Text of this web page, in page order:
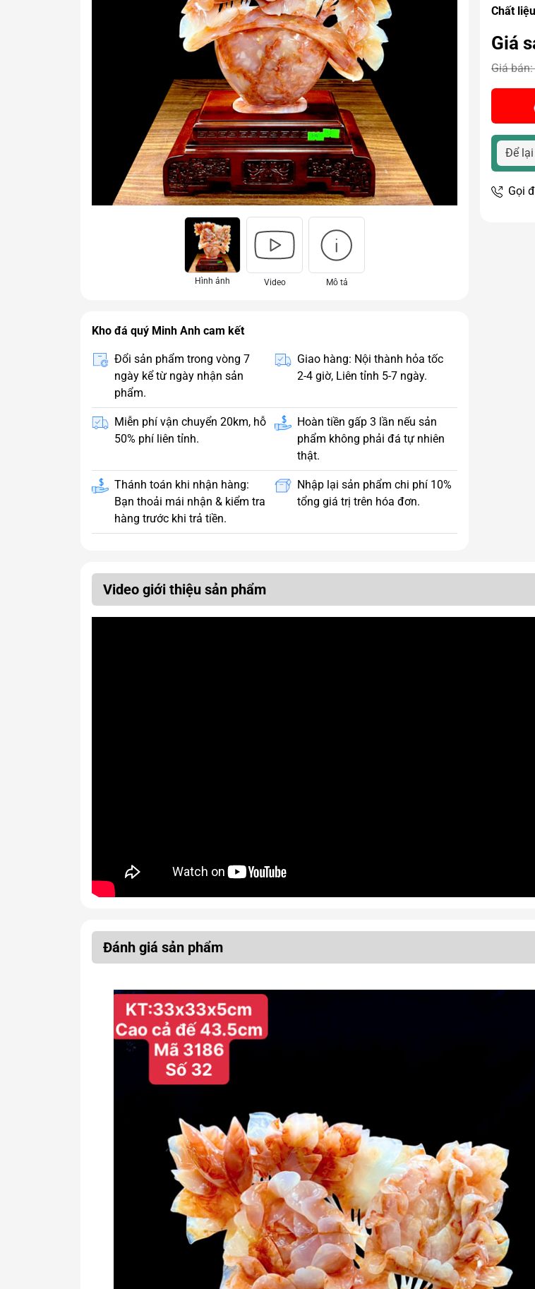
Hình ảnh Video Mô tả
Kho đá quý Minh Anh cam kết
Đổi sản phẩm trong vòng 7
ngày kể từ ngày nhận sản
phẩm.
Giao hàng: Nội thành hỏa tốc
2-4 giờ, Liên tỉnh 5-7 ngày.
Miễn phí vận chuyển 20km, hỗ
50% phí liên tỉnh.
Hoàn tiền gấp 3 lần nếu sản
phẩm không phải đá tự nhiên
thật.
Thánh toán khi nhận hàng:
Bạn thoải mái nhận & kiểm tra
hàng trước khi trả tiền.
Nhập lại sản phẩm chi phí 10%
tổng giá trị trên hóa đơn.
Chất
Giá
Giá bán:
Gọi
Video giới thiệu sản phẩm
Đánh giá sản phẩm